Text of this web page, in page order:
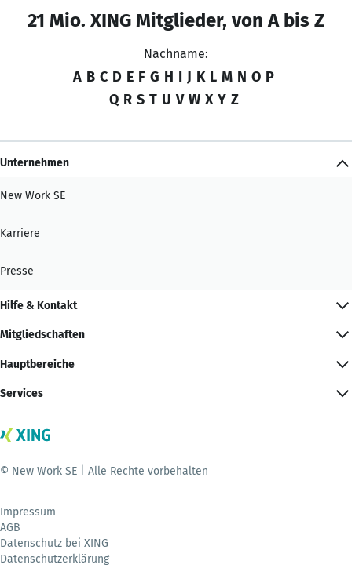
21 Mio. XING Mitglieder, von A bis Z
Nachname:
A B C D E F G H I J K L M N O P
Q R S T U V W X Y Z
Unternehmen
New Work SE
Karriere
Presse
Hilfe & Kontakt
Mitgliedschaften
Hauptbereiche
Services
© New Work SE | Alle Rechte vorbehalten
Impressum
AGB
Datenschutz bei XING
Datenschutzerklärung